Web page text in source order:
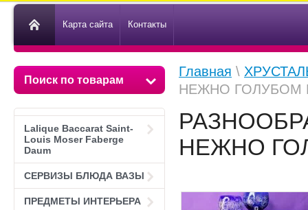
Карта сайта Контакты
Поиск по товарам
Lalique Baccarat Saint-
Louis Moser Faberge
Daum
СЕРВИЗЫ БЛЮДА ВАЗЫ
ПРЕДМЕТЫ ИНТЕРЬЕРА
Главная \
НЕЖНО ГОЛУБОМ
НЕЖНО